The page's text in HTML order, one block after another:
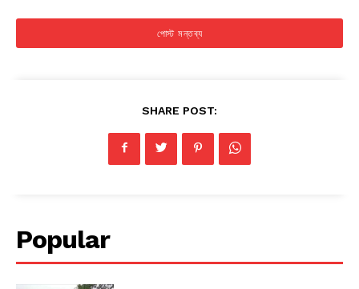
SHARE POST:
Popular